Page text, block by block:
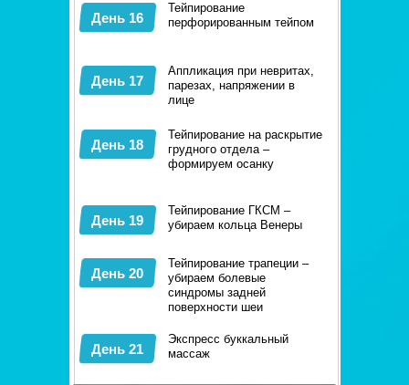
День 16
День 17
День 18
День 19
День 20
День 21
Тейпирование
перфорированным тейпом
Аппликация при невритах,
парезах, напряжении в
лице
Тейпирование на раскрытие
грудного отдела –
формируем осанку
Тейпирование ГКСМ –
убираем кольца Венеры
Тейпирование трапеции –
убираем болевые
синдромы задней
поверхности шеи
Экспресс буккальный
массаж